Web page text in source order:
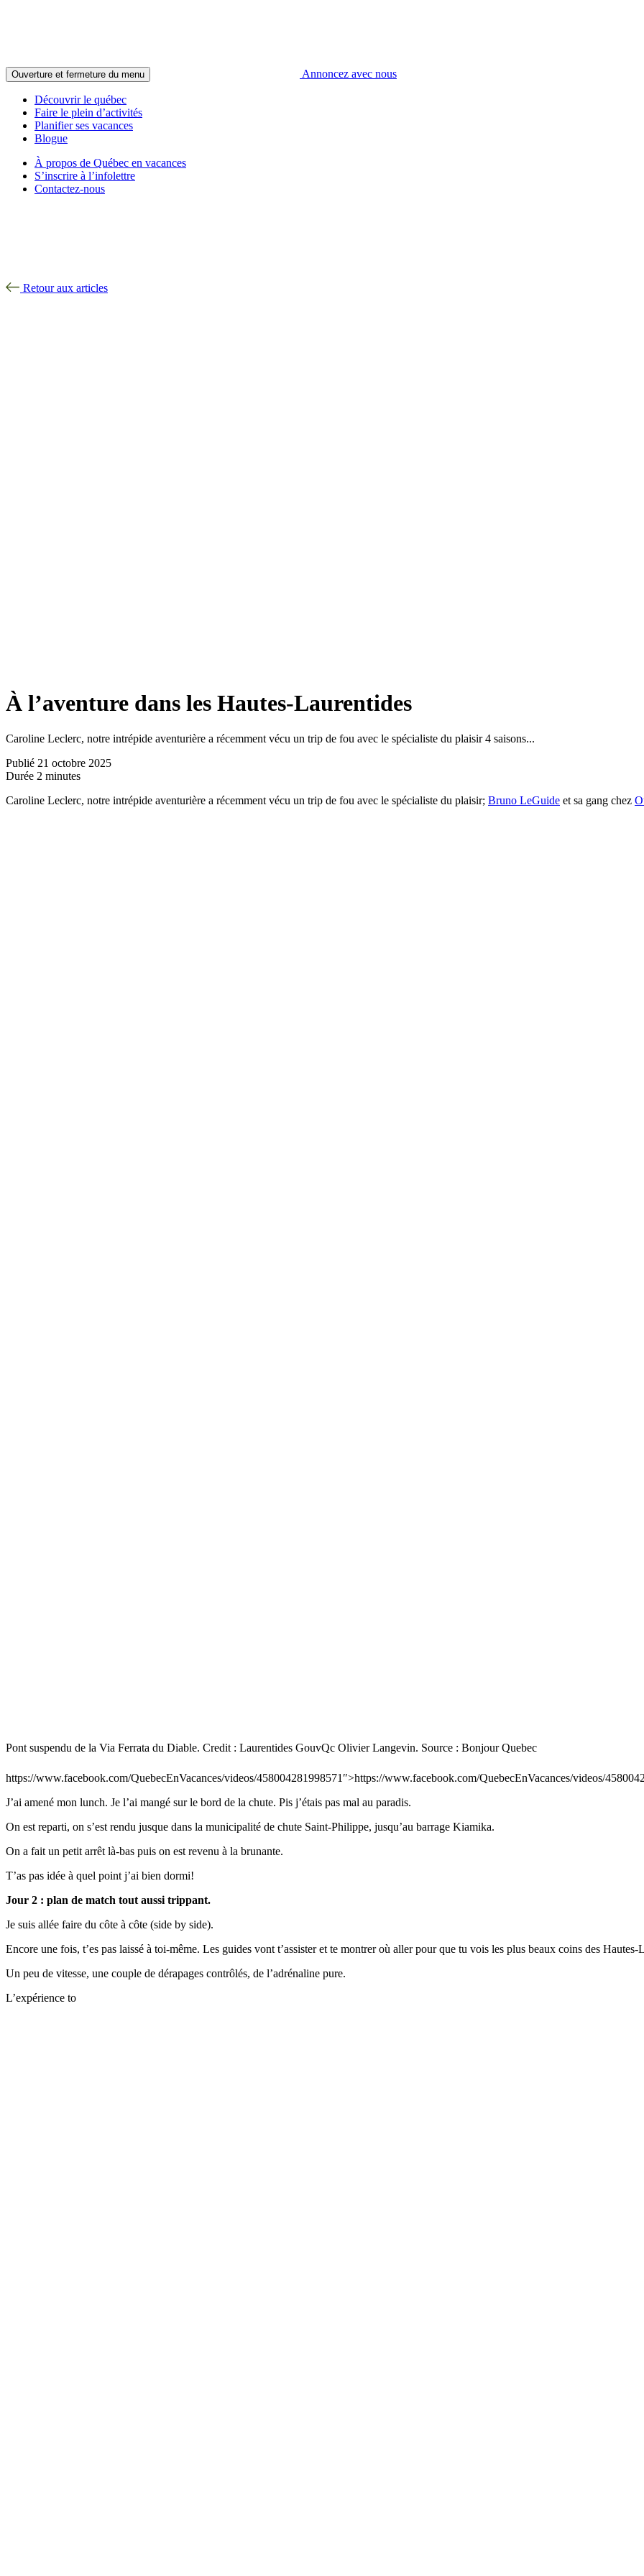
Ouverture et fermeture du menu Annoncez avec nous
Découvrir le québec
Faire le plein d’activités
Planifier ses vacances
Blogue
À propos de Québec en vacances
S’inscrire à l’infolettre
Contactez-nous
Retour aux articles
À l’aventure dans les Hautes-Laurentides
Caroline Leclerc, notre intrépide aventurière a récemment vécu un trip de fou avec le spécialiste du plaisir 4 saisons...
Publié 21 octobre 2025
Durée 2 minutes
Caroline Leclerc, notre intrépide aventurière a récemment vécu un trip de fou avec le spécialiste du plaisir; Bruno LeGuide et sa gang chez
Pont suspendu de la Via Ferrata du Diable. Credit : Laurentides GouvQc Olivier Langevin. Source : Bonjour Quebec
https://www.facebook.com/QuebecEnVacances/videos/458004281998571″>https://www.facebook.com/QuebecEnVacances/videos/
J’ai amené mon lunch. Je l’ai mangé sur le bord de la chute. Pis j’étais pas mal au paradis.
On est reparti, on s’est rendu jusque dans la municipalité de chute Saint-Philippe, jusqu’au barrage Kiamika.
On a fait un petit arrêt là-bas puis on est revenu à la brunante.
T’as pas idée à quel point j’ai bien dormi!
Jour 2 : plan de match tout aussi trippant.
Je suis allée faire du côte à côte (side by side).
Encore une fois, t’es pas laissé à toi-même. Les guides vont t’assister et te montrer où aller pour que tu vois les plus beaux coins des Hautes-
Un peu de vitesse, une couple de dérapages contrôlés, de l’adrénaline pure.
L’expérience to